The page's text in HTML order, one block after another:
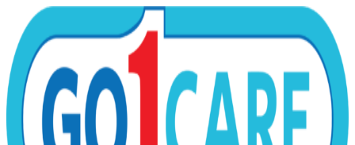
nội
dung
MenuTên*
Email*
Trang
web
Scroll
Up